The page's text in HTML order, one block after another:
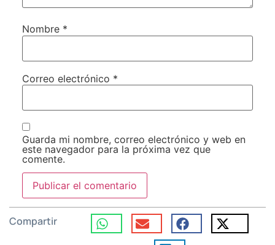
Nombre *
Correo electrónico *
Guarda mi nombre, correo electrónico y web en
este navegador para la próxima vez que
comente.
Compartir